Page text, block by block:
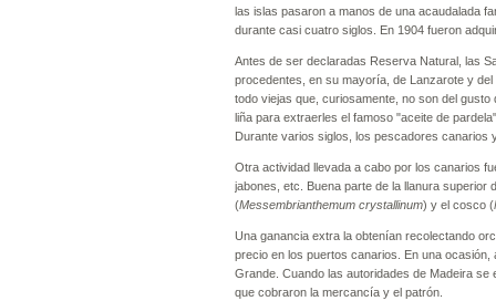
las islas pasaron a manos de una acaudalada
durante casi cuatro siglos. En 1904 fueron
Antes de ser declaradas Reserva Natural, las
procedentes, en su mayoría, de Lanzarote y
todo viejas que, curiosamente, no son del
liña para extraerles el famoso "aceite de
Durante varios siglos, los pescadores canarios
Otra actividad llevada a cabo por los canarios
jabones, etc. Buena parte de la llanura
(Messembrianthemum crystallinum) y el cosco (
Una ganancia extra la obtenían recolectando
precio en los puertos canarios. En una
Grande. Cuando las autoridades de Madeira
que cobraron la mercancía y el patrón.